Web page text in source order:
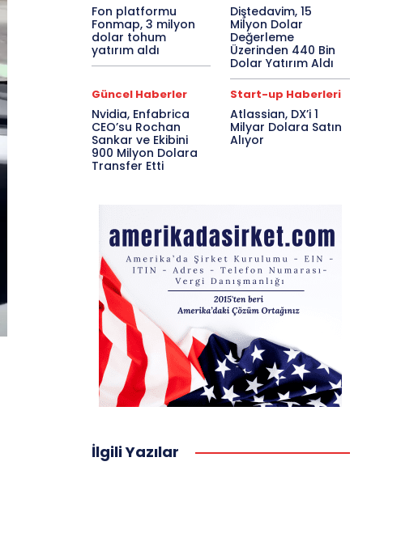
Fon platformu
Fonmap, 3 milyon
dolar tohum
yatırım aldı
Diştedavim, 15
Milyon Dolar
Değerleme
Üzerinden 440 Bin
Dolar Yatırım Aldı
Güncel Haberler
Nvidia, Enfabrica
CEO’su Rochan
Sankar ve Ekibini
900 Milyon Dolara
Transfer Etti
Start-up Haberleri
Atlassian, DX’i 1
Milyar Dolara Satın
Alıyor
İlgili Yazılar